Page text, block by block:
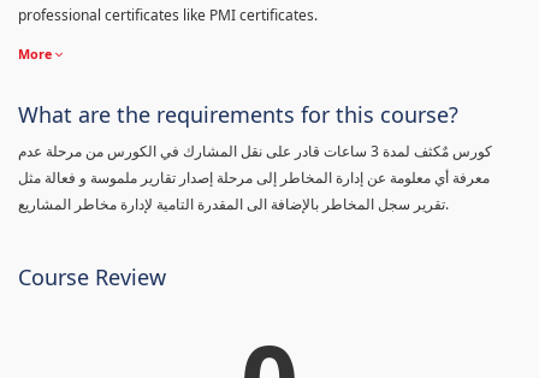
professional certificates like PMI certificates.
More
What are the requirements for this course?
كورس مٌكثف لمدة 3 ساعات قادر على نقل المشارك في الكورس من مرحلة عدم
معرفة أي معلومة عن إدارة المخاطر إلى مرحلة إصدار تقارير ملموسة و فعالة مثل
تقرير سجل المخاطر بالإضافة الى المقدرة التامية لإدارة مخاطر المشاريع.
Course Review